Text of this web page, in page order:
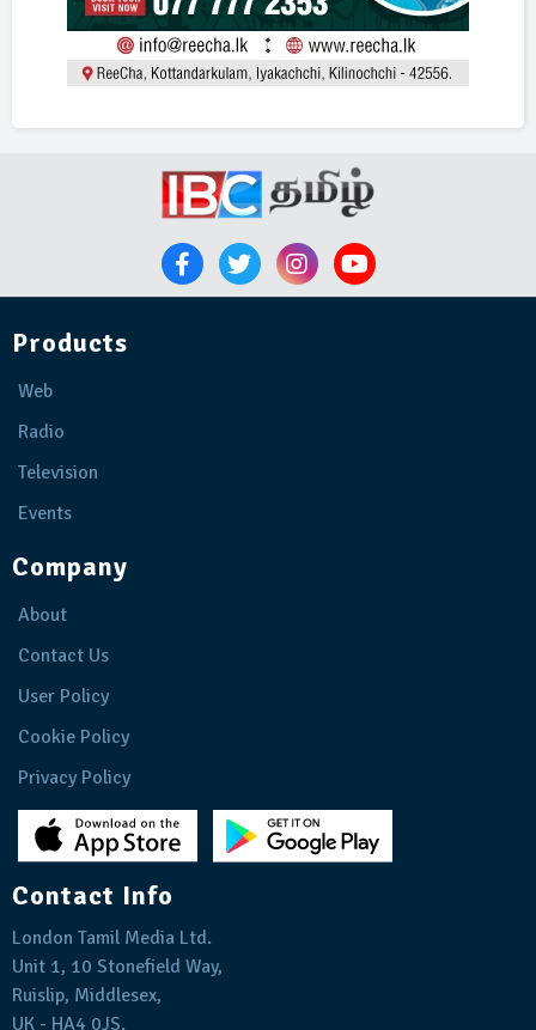
Products
Web
Radio
Television
Events
Company
About
Contact Us
User Policy
Cookie Policy
Privacy Policy
Contact Info
London Tamil Media Ltd.
Unit 1, 10 Stonefield Way,
Ruislip, Middlesex,
UK - HA4 0JS.